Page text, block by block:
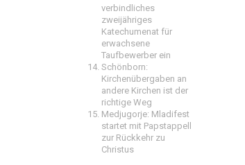
verbindliches
zweijähriges
Katechumenat für
erwachsene
Taufbewerber ein
Schönborn:
Kirchenübergaben an
andere Kirchen ist der
richtige Weg
Medjugorje: Mladifest
startet mit Papstappell
zur Rückkehr zu
Christus